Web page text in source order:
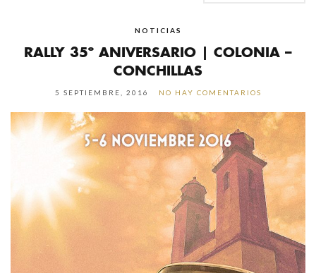
NOTICIAS
RALLY 35º ANIVERSARIO | COLONIA –
CONCHILLAS
5 SEPTIEMBRE, 2016 NO HAY COMENTARIOS